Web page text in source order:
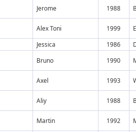
Jerome 1988
Alex Toni 1999
Jessica 1986
Bruno 1990
Axel 1993
Aliy 1988
Martin 1992